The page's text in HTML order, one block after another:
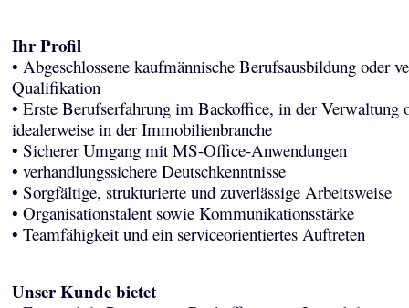
Ihr Profil
• Abgeschlossene kaufmännische Berufsausbildung oder
Qualifikation
• Erste Berufserfahrung im Backoffice, in der Verwaltung
idealerweise in der Immobilienbranche
• Sicherer Umgang mit MS-Office-Anwendungen
• verhandlungssichere Deutschkenntnisse
• Sorgfältige, strukturierte und zuverlässige Arbeitsweise
• Organisationstalent sowie Kommunikationsstärke
• Teamfähigkeit und ein serviceorientiertes Auftreten
Unser Kunde bietet